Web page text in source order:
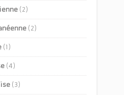
(2)
(2)
(1)
(4)
(3)